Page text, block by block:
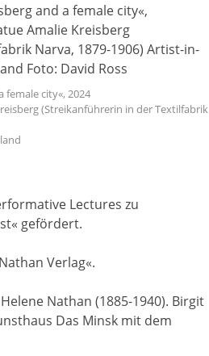
female city«, 2024
(Streikanführerin in der Textilfabrik
Lectures zu
gefördert.
Verlag«.
Nathan (1885-1940). Birgit
Das Minsk mit dem